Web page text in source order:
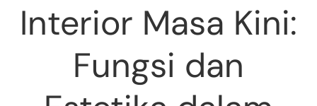
Interior Masa Kini:
Fungsi dan